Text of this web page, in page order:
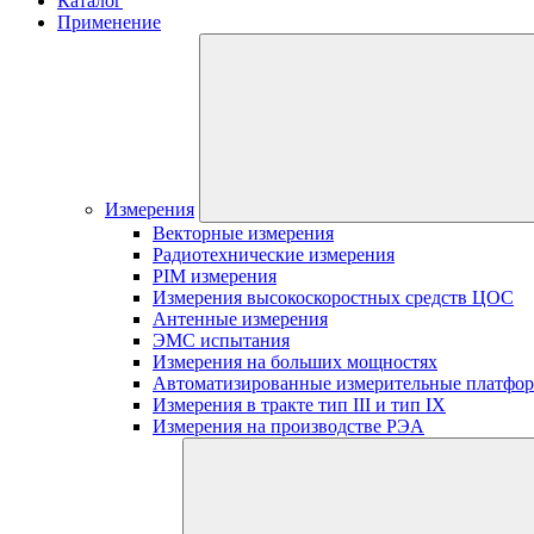
Применение
Измерения
Векторные измерения
Радиотехнические измерения
PIM измерения
Измерения высокоскоростных средств ЦОС
Антенные измерения
ЭМС испытания
Измерения на больших мощностях
Автоматизированные измерительные
Измерения в тракте тип III и тип IX
Измерения на производстве РЭА